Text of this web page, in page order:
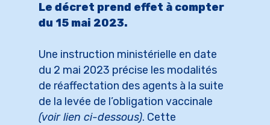
Le décret prend effet à compter
du 15 mai 2023.
Une instruction ministérielle en date
du 2 mai 2023 précise les modalités
de réaffectation des agents à la suite
de la levée de l’obligation vaccinale
(voir lien ci-dessous). Cette